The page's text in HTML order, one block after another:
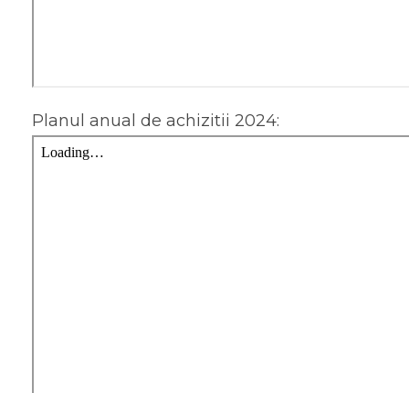
Planul anual de achizitii 2024: